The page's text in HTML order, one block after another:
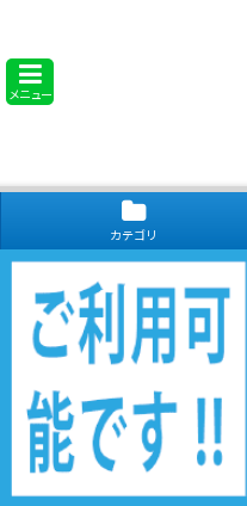
メニュー
カテゴリ